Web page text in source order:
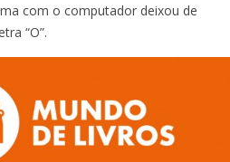
com o computador deixou de
“O”.